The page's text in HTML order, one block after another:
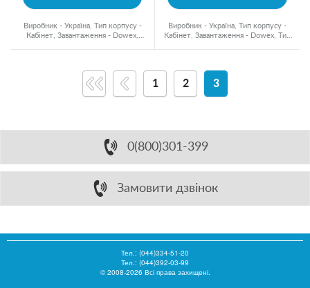
Виробник - Україна, Тип корпусу -
Кабінет, Завантаження - Dowex,
Виробник - Україна, Тип корпусу -
Кабінет, Завантаження - Dowex, Тип
1 2 3
0(800)301-399
Замовити дзвінок
Тел.: (044)334-51-20
Тел.: (044)392-03-99
© 2008-2026 Всі права захищені.